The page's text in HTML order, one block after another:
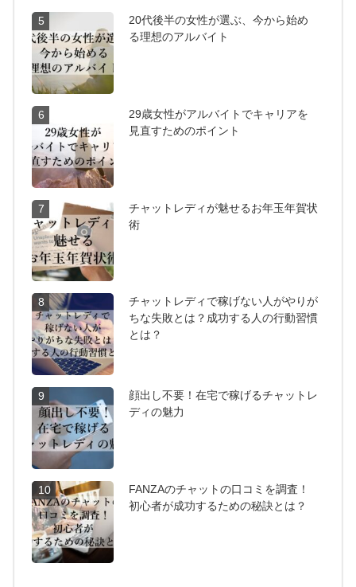
5
20代後半の女性が選ぶ、今から始め
る理想のアルバイト
6
29歳女性がアルバイトでキャリアを
見直すためのポイント
7
チャットレディが魅せるお年玉年賀状
術
8
チャットレディで稼げない人がやりが
ちな失敗とは？成功する人の行動習慣
とは？
9
顔出し不要！在宅で稼げるチャットレ
ディの魅力
10
FANZAのチャットの口コミを調査！
初心者が成功するための秘訣とは？